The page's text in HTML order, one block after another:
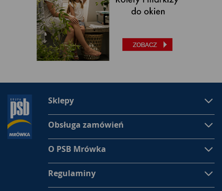
Sklepy
Obsługa zamówień
O PSB Mrówka
Regulaminy